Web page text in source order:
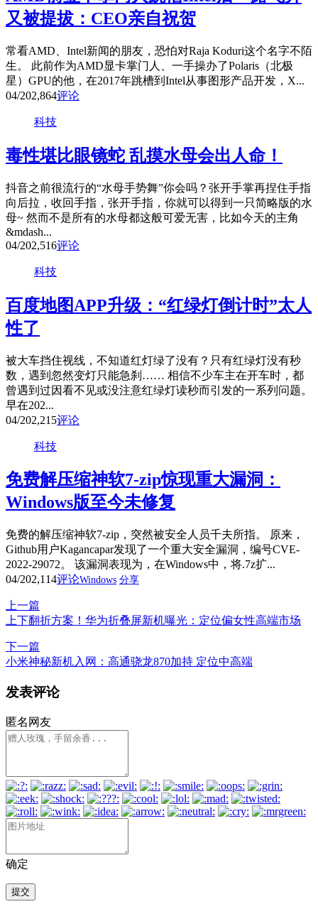
又被提拔：CEO亲自祝贺
常看AMD、Intel新闻的朋友，恐怕对Raja Koduri这个名字不陌
生。 此前作为AMD显卡掌门人、一手操办了Polaris（北极
星）GPU的他，在2017年跳槽到Intel从事图形产品开发，X...
04/202,864评论
科技
毒性堪比眼镜蛇 乱摸水母会出人命！
抖音之前很流行的“水母手势舞”你会吗？张开手掌再捏住手指
向后拉，收回手指，张开手指，你就可以得到一只简略版的水
母~ 然而不是所有的水母都这般可爱无害，比如今天的主角
&mdash...
04/202,516评论
科技
百度地图APP升级：“红绿灯倒计时”太人
性了
被大车挡住视线，不知道红灯绿了没有？只有红绿灯没有秒
数，遇到忽然变灯只能急刹…… 相信不少车主在开车时，都
曾遇到过因看不见或没注意红绿灯读秒而引发的一系列问题。
早在202...
04/202,215评论
科技
免费解压缩神软7-zip惊现重大漏洞：
Windows版至今未修复
免费的解压缩神软7-zip，突然被安全人员千夫所指。 原来，
Github用户Kagancapar发现了一个重大安全漏洞，编号CVE-
2022-29072。 该漏洞表现为，在Windows中，将.7z扩...
04/202,114评论Windows 分享
上一篇
上下翻折方案！华为折叠屏新机曝光：定位偏女性高端市场
下一篇
小米神秘新机入网：高通骁龙870加持 定位中高端
发表评论
匿名网友
确定
提交